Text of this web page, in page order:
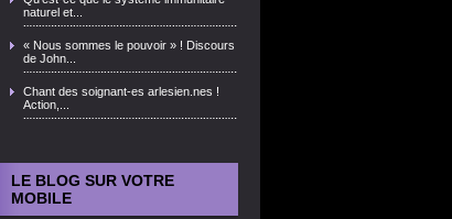
naturel et...
« Nous sommes le pouvoir » ! Discours
de John...
Chant des soignant-es arlesien.nes !
Action,...
LE BLOG SUR VOTRE
MOBILE